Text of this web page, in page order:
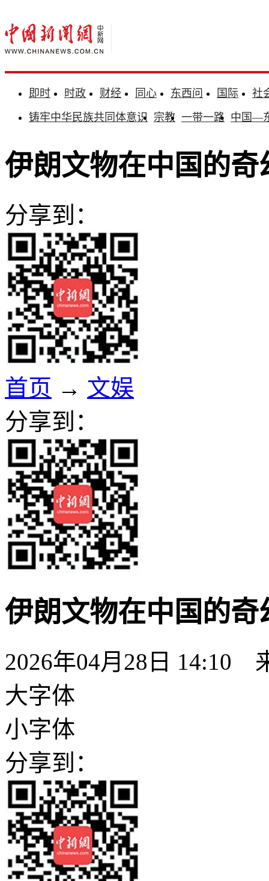
即时 时政 财经 同心 东西问 国际
社
铸牢中华民族共同体意识 宗教 一带一路 中国—
伊朗文物在中国的奇
分享到：
首页 → 文娱
分享到：
伊朗文物在中国的奇
2026年04月28日 14:10
大字体
小字体
分享到：